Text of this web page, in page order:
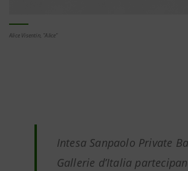
Alice Visentin, "Alice"
Intesa Sanpaolo Private
Gallerie d’Italia